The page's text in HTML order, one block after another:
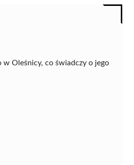
Oleśnicy, co świadczy o jego